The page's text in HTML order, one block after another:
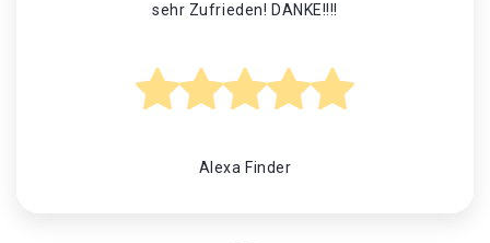
sehr Zufrieden! DANKE!!!!
Alexa Finder